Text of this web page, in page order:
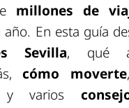
millones de
año. En esta guía
Sevilla, qué
cómo moverte
y varios